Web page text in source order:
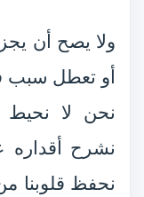
ولا يصح أن
أو تعطل سبب
نحن لا نحيط
نشرح أقداره
نحفظ قلوبنا